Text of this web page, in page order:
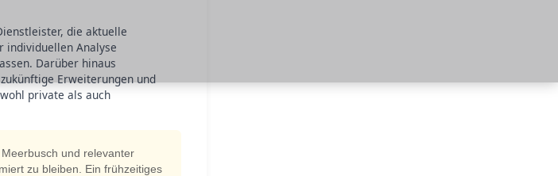
die aktuelle
individuellen Analyse
Darüber hinaus
Erweiterungen und
private als auch
und relevanter
zu bleiben. Ein frühzeitiges